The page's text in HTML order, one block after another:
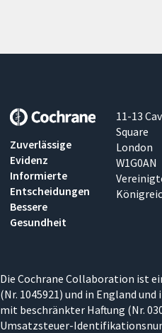
Zuverlässige
Evidenz
Informierte
Entscheidungen
Bessere
Gesundheit
11-13
Square
London
W1G0AN
Die Cochrane Collaboration ist
(Nr. 1045921) und in England
mit beschränkter Haftung (Nr.
Umsatzsteuer-